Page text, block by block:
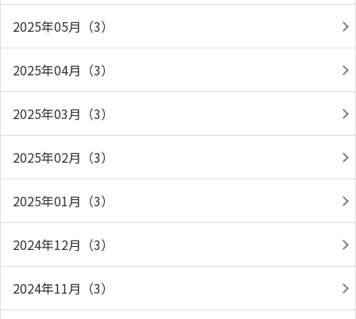
2025年05月（3）
2025年04月（3）
2025年03月（3）
2025年02月（3）
2025年01月（3）
2024年12月（3）
2024年11月（3）